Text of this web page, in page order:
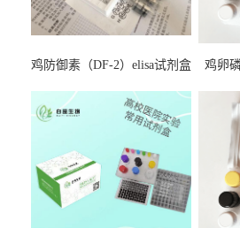
鸡防御素（DF-2）elisa试剂盒
鸡卵